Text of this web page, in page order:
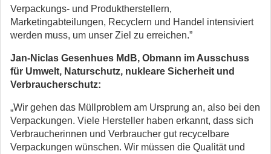
Verpackungs- und Produktherstellern,
Marketingabteilungen, Recyclern und Handel intensiviert
werden muss, um unser Ziel zu erreichen.”
Jan-Niclas Gesenhues MdB, Obmann im Ausschuss
für Umwelt, Naturschutz, nukleare Sicherheit und
Verbraucherschutz:
„Wir gehen das Müllproblem am Ursprung an, also bei den
Verpackungen. Viele Hersteller haben erkannt, dass sich
Verbraucherinnen und Verbraucher gut recycelbare
Verpackungen wünschen. Wir müssen die Qualität und